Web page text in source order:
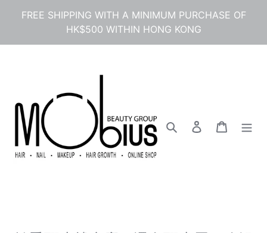
FREE SHIPPING WITH A MINIMUM PURCHASE OF
HK$500 WITHIN HONG KONG
Search Log in Cart